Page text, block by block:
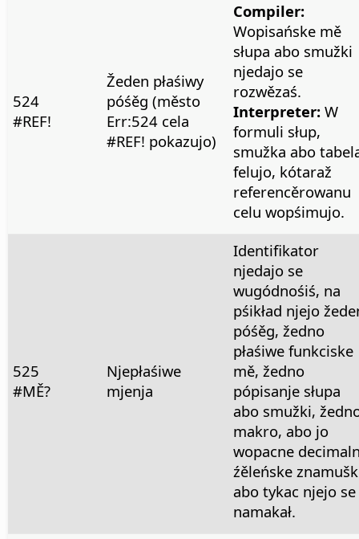
524
#REF!
Žeden płaśiwy
póśěg (město
Err:524 cela
#REF! pokazujo)
Compiler:
Wopisańske mě
słupa abo smužki
njedajo se
rozwězaś.
Interpreter:W
formuli słup,
smužka abo
felujo, kótaraž
referencěrowanu
celu wopśimujo.
525
#MĚ?
Njepłaśiwe
mjenja
Identifikator
njedajo se
wugódnośiś, na
pśikład njejo
póśěg, žedno
płaśiwe funkciske
mě, žedno
pópisanje słupa
abo smužki,
makro, abo jo
wopacne
źěleńske
abo tykac njejo se
namakał.